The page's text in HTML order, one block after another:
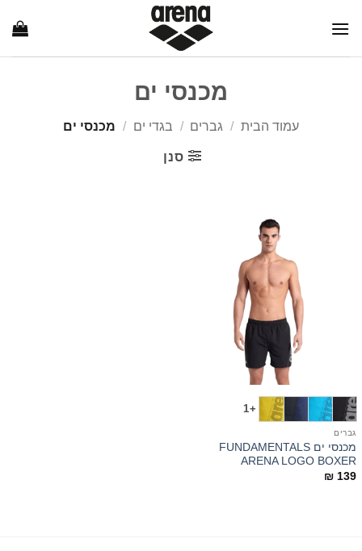
מכנסי ים
עמוד הבית / גברים / בגדי ים / מכנסי ים
סנן
+1
גברים
מכנסי ים FUNDAMENTALS
ARENA LOGO BOXER
₪ 139